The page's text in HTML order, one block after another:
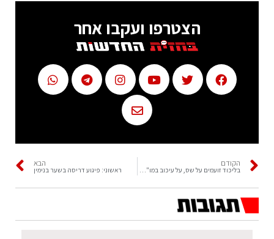
הצטרפו ועקבו אחר
הקודם הבא
ראשוני: פיגוע דריסה בשער בנימין